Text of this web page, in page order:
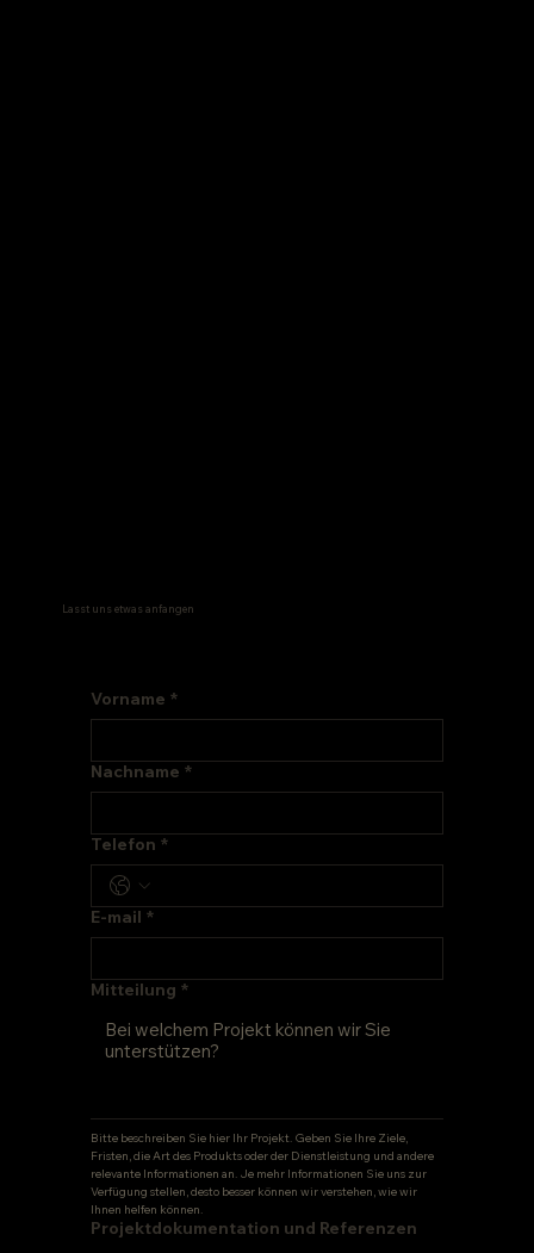
Vorname *
Nachname *
Telefon *
E-mail *
Mitteilung *
Bitte beschreiben Sie hier Ihr Projekt. Geben Sie Ihre Ziele,
Fristen, die Art des Produkts oder der Dienstleistung und andere
relevante Informationen an. Je mehr Informationen Sie uns zur
Verfügung stellen, desto besser können wir verstehen, wie wir
Ihnen helfen können.
Projektdokumentation und Referenzen
Lasst uns etwas anfangen